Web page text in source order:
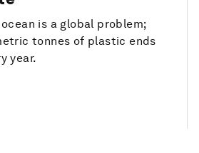
is a global problem;
tonnes of plastic ends
year.